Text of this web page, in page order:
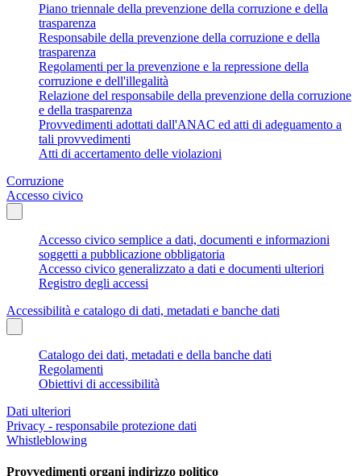
Piano triennale della prevenzione della corruzione e della
trasparenza
Responsabile della prevenzione della corruzione e della
trasparenza
Regolamenti per la prevenzione e la repressione della
corruzione e dell'illegalità
Relazione del responsabile della prevenzione della corruzione
e della trasparenza
Provvedimenti adottati dall'ANAC ed atti di adeguamento a
tali provvedimenti
Atti di accertamento delle violazioni
Corruzione
Accesso civico
Accesso civico semplice a dati, documenti e informazioni
soggetti a pubblicazione obbligatoria
Accesso civico generalizzato a dati e documenti ulteriori
Registro degli accessi
Accessibilità e catalogo di dati, metadati e banche dati
Catalogo dei dati, metadati e della banche dati
Regolamenti
Obiettivi di accessibilità
Dati ulteriori
Privacy - responsabile protezione dati
Whistleblowing
Provvedimenti organi indirizzo politico